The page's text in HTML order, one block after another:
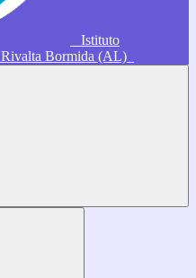
Istituto
Rivalta Bormida (AL)